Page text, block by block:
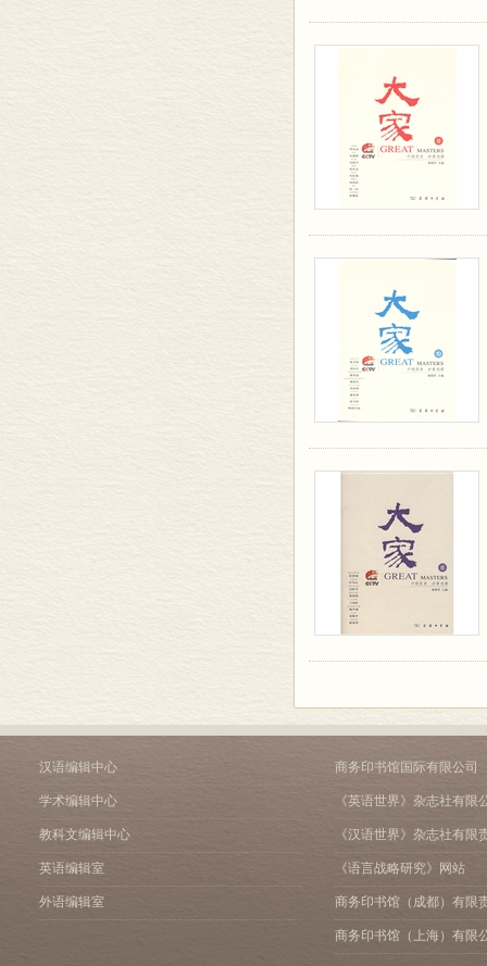
汉语编辑中心
学术编辑中心
教科文编辑中心
英语编辑室
外语编辑室
商务印书馆国际有限公司
《英语世界》杂志社有限
《汉语世界》杂志社有限
《语言战略研究》网站
商务印书馆（成都）有限
商务印书馆（上海）有限